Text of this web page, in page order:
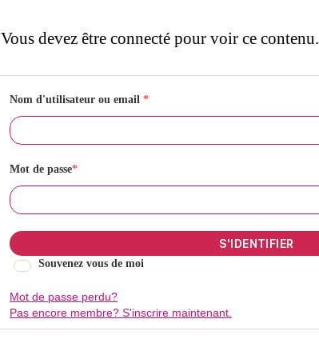
Vous devez être connecté pour voir ce contenu.
Nom d'utilisateur ou email *
Mot de passe*
Souvenez vous de moi
Mot de passe perdu?
Pas encore membre? S'inscrire maintenant.